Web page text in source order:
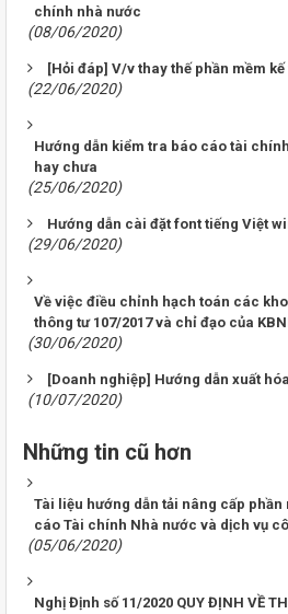
chính nhà nước
(08/06/2020)
[Hỏi đáp] V/v thay thế phần mềm
(22/06/2020)
Hướng dẫn kiểm tra báo cáo tài
hay chưa
(25/06/2020)
Hướng dẫn cài đặt font tiếng Việt
(29/06/2020)
Về việc điều chỉnh hạch toán các
thông tư 107/2017 và chỉ đạo của
(30/06/2020)
[Doanh nghiệp] Hướng dẫn xuất
(10/07/2020)
Những tin cũ hơn
Tài liệu hướng dẫn tải nâng cấp phần
cáo Tài chính Nhà nước và dịch vụ
(05/06/2020)
Nghị Định số 11/2020 QUY ĐỊNH VỀ